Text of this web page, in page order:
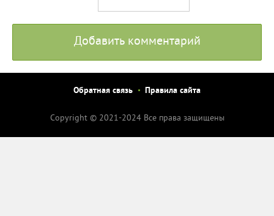
Добавить комментарий
Обратная связь Правила сайта
Copyright © 2021-2024 Все права защищены